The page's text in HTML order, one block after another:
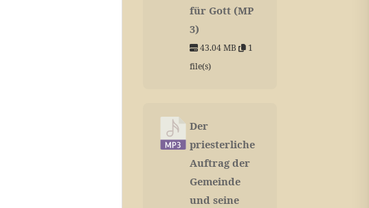
für Gott (MP
3)
43.04 MB
1
file(s)
Der
priesterliche
Auftrag der
Gemeinde
und seine